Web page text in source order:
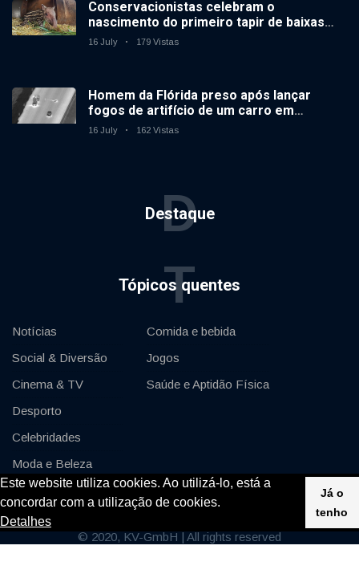
Este website utiliza cookies. Ao utilizá-lo, está a
concordar com a utilização de cookies.
Detalhes
Já o
tenho
Conservacionistas celebram o
nascimento do primeiro tapir de baixas
terras no zoológico do Reino Unido em 14
16 July 179 Vistas
Homem da Flórida preso após lançar
fogos de artifício de um carro em
movimento
16 July 162 Vistas
Destaque
D
Tópicos quentes
T
Notícias
Social & Diversão
Cinema & TV
Desporto
Celebridades
Moda e Beleza
Automóveis & Motor
Comida e bebida
Jogos
Saúde e Aptidão Física
© 2020, KV-GmbH | All rights reserved